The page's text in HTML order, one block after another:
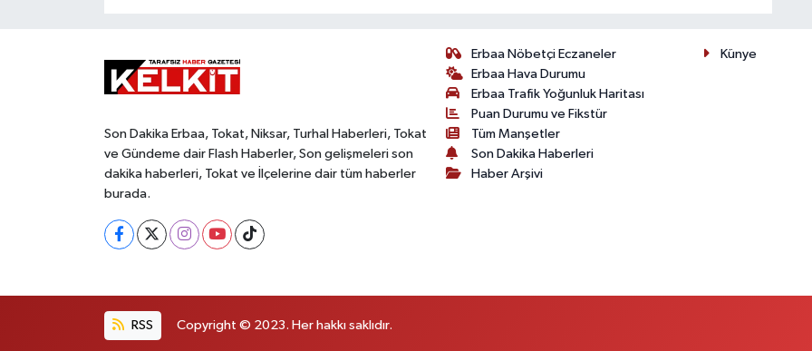
Son Dakika Erbaa, Tokat, Niksar, Turhal Haberleri, Tokat
ve Gündeme dair Flash Haberler, Son gelişmeleri son
dakika haberleri, Tokat ve İlçelerine dair tüm haberler
burada.
Erbaa Nöbetçi Eczaneler
Erbaa Hava Durumu
Erbaa Trafik Yoğunluk Haritası
Puan Durumu ve Fikstür
Tüm Manşetler
Son Dakika Haberleri
Haber Arşivi
Künye
RSS Copyright © 2023. Her hakkı saklıdır.